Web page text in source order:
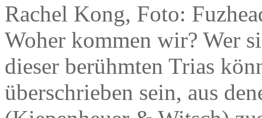
Rachel Kong, Foto:
Woher kommen wir? Wer
dieser berühmten Trias
überschrieben sein, aus